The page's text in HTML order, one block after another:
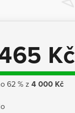
Kč
62 % z 4 000 Kč